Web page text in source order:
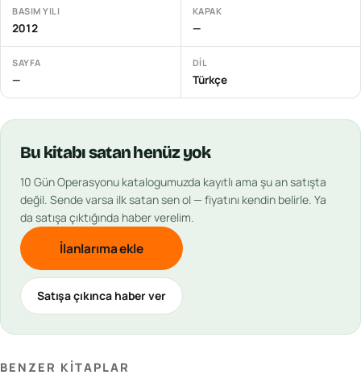
BASIM YILI
2012
KAPAK
—
SAYFA
—
DIL
Türkçe
Bu kitabısatan henüz yok
10 Gün Operasyonu katalogumuzda kayıtlı ama şu an satışta
değil. Sende varsa ilk satan sen ol — fiyatını kendin belirle. Ya
da satışa çıktığında haber verelim.
İlanlarıma ekle
Satışa çıkınca haber ver
BENZER KITAPLAR